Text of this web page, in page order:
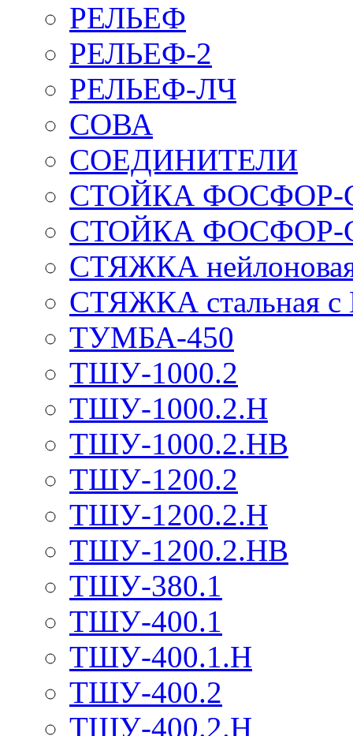
РЕЛЬЕФ
РЕЛЬЕФ-2
РЕЛЬЕФ-ЛЧ
СОВА
СОЕДИНИТЕЛИ
СТОЙКА ФОСФОР-
СТОЙКА ФОСФОР-
СТЯЖКА нейлоновая
СТЯЖКА стальная
ТУМБА-450
ТШУ-1000.2
ТШУ-1000.2.Н
ТШУ-1000.2.НВ
ТШУ-1200.2
ТШУ-1200.2.Н
ТШУ-1200.2.НВ
ТШУ-380.1
ТШУ-400.1
ТШУ-400.1.Н
ТШУ-400.2
ТШУ-400.2.Н